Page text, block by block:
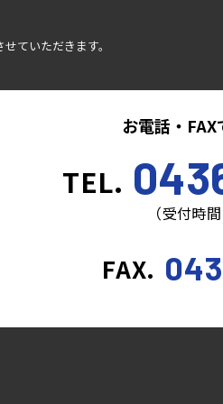
ていただきます。
お電話・
TEL.
（受付時
FAX.